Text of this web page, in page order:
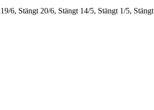
19/6, Stängt 20/6, Stängt 14/5, Stängt 1/5, Stängt